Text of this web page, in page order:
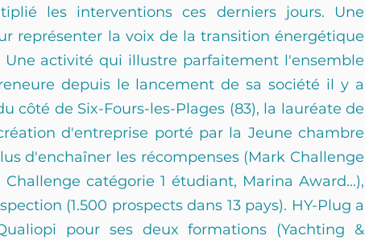
les interventions ces derniers jours. Une
représenter la voix de la transition énergétique
activité qui illustre parfaitement l'ensemble
depuis le lancement de sa société il y a
côté de Six-Fours-les-Plages (83), la lauréate de
d'entreprise porté par la Jeune chambre
d'enchaîner les récompenses (Mark Challenge
catégorie 1 étudiant, Marina Award...),
(1.500 prospects dans 13 pays). HY-Plug a
pour ses deux formations (Yachting &